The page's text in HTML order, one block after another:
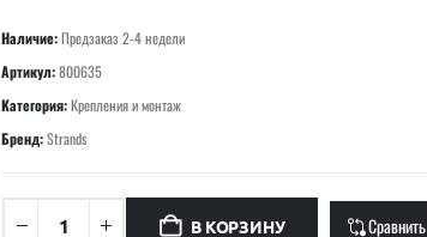
Наличие:Предзаказ 2-4 недели
Артикул:800635
Категория:Крепления и монтаж
Бренд:Strands
В КОРЗИНУ Сравнить